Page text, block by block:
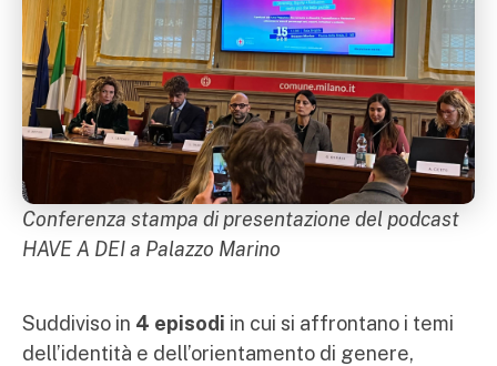
Conferenza stampa di presentazione del podcast
HAVE A DEI a Palazzo Marino
Suddiviso in 4 episodi in cui si affrontano i temi
dell’identità e dell’orientamento di genere,